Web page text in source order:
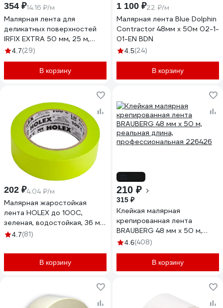
354 ₽14.16 ₽/м
Малярная лента для
деликатных поверхностей
IRFIX EXTRA 50 мм, 25 м,
розовая Mr.SiL 30082
4.7(29)
В корзину
1 100 ₽22 ₽/м
Малярная лента Blue Dolphin
Contractor 48мм х 50м 02-1-
01-EN BDN
4.5(24)
В корзину
202 ₽4.04 ₽/м
Малярная жаростойкая
лента HOLEX до 100С,
зеленая, водостойкая, 36 мм,
50 м HAS-382260
4.7(81)
В корзину
210 ₽
315 ₽
Клейкая малярная
крепированная лента
BRAUBERG 48 мм х 50 м,
реальная длина,
4.6(408)
В корзину